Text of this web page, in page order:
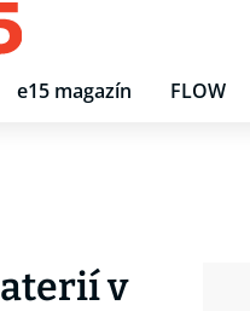
e15 magazín FLOW
v